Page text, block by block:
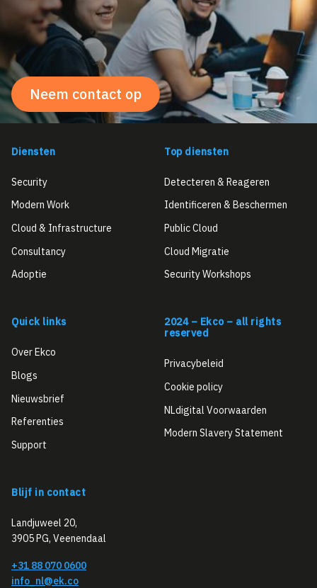
Neem contact op
Diensten
Security
Modern Work
Cloud & Infrastructure
Consultancy
Adoptie
Top diensten
Detecteren & Reageren
Identificeren & Beschermen
Public Cloud
Cloud Migratie
Security Workshops
Quick links
Over Ekco
Blogs
Nieuwsbrief
Referenties
Support
2024 – Ekco – all rights
reserved
Privacybeleid
Cookie policy
NLdigital Voorwaarden
Modern Slavery Statement
Blijf in contact
Landjuweel 20,
3905 PG, Veenendaal
+31 88 070 0600
info_nl@ek.co